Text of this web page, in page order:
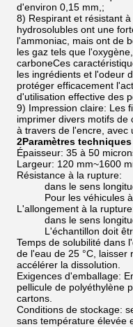
d'environ 0,15 mm,;
8) Respirant et résistant
hydrosolubles ont une
l'ammoniac, mais ont de
les gaz tels que
carboneCes
les ingrédients et l'odeur
protéger efficacement
d'utilisation effective des
9) Impression claire: Les
imprimer divers motifs de
à travers de l'encre, avec
2Paramètres
Épaisseur: 35 à 50
Largeur: 120 mm~1600
Résistance à la rupture:
dans le sens
Pour les véhicules
L'allongement à la
dans le sens
L'échantillon doit
Temps de solubilité dans
de l'eau de 25 °C,
accélérer la dissolution.
Exigences d'emballage:
pellicule de polyéthylène
cartons.
Conditions de stockage:
sans température élevée